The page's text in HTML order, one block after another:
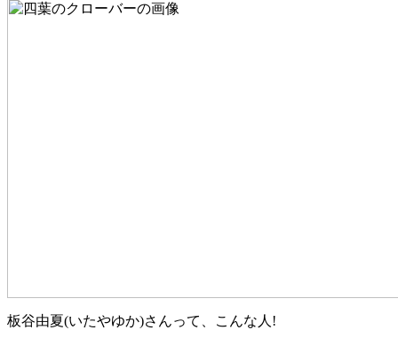
板谷由夏(いたやゆか)さんって、こんな人!